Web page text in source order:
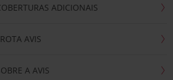
ADICIONAIS
AVIS
A AVIS